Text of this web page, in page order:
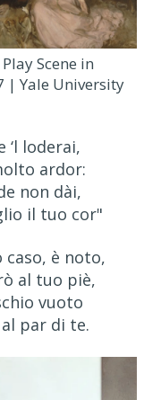
Scene in
| Yale University
‘l loderai,
ardor:
non dài,
il tuo cor"
caso, è noto,
al tuo piè,
vuoto
par di te.